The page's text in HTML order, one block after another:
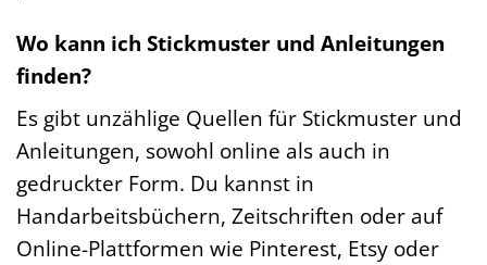
Wo kann ich Stickmuster und Anleitungen
finden?
Es gibt unzählige Quellen für Stickmuster und
Anleitungen, sowohl online als auch in
gedruckter Form. Du kannst in
Handarbeitsbüchern, Zeitschriften oder auf
Online-Plattformen wie Pinterest, Etsy oder